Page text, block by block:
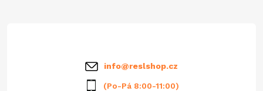
info@reslshop.cz
(Po-Pá 8:00-11:00)